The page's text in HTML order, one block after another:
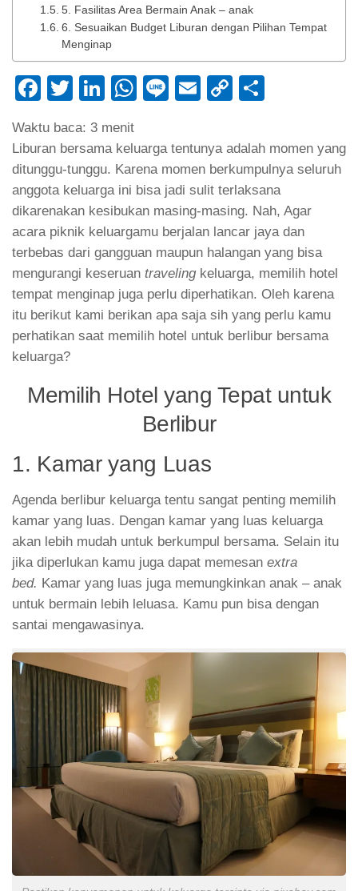
5. Fasilitas Area Bermain Anak – anak
6. Sesuaikan Budget Liburan dengan Pilihan Tempat
Menginap
Facebook
TwitterLinkedIn
WhatsApp
LineEmailCopy
Waktu baca: 3 menit
Liburan bersama keluarga tentunya adalah momen yang
ditunggu-tunggu. Karena momen berkumpulnya seluruh
anggota keluarga ini bisa jadi sulit terlaksana
dikarenakan kesibukan masing-masing. Nah, Agar
acara piknik keluargamu berjalan lancar jaya dan
terbebas dari gangguan maupun halangan yang bisa
mengurangi keseruan travelingkeluarga, memilih hotel
tempat menginap juga perlu diperhatikan. Oleh karena
itu berikut kami berikan apa saja sih yang perlu kamu
perhatikan saat memilih hotel untuk berlibur bersama
keluarga?
Memilih Hotel yang Tepat untuk
Berlibur
1. Kamar yang Luas
Agenda berlibur keluarga tentu sangat penting memilih
kamar yang luas. Dengan kamar yang luas keluarga
akan lebih mudah untuk berkumpul bersama. Selain itu
jika diperlukan kamu juga dapat memesan extra
bed. Kamar yang luas juga memungkinkan anak – anak
untuk bermain lebih leluasa. Kamu pun bisa dengan
santai mengawasinya.